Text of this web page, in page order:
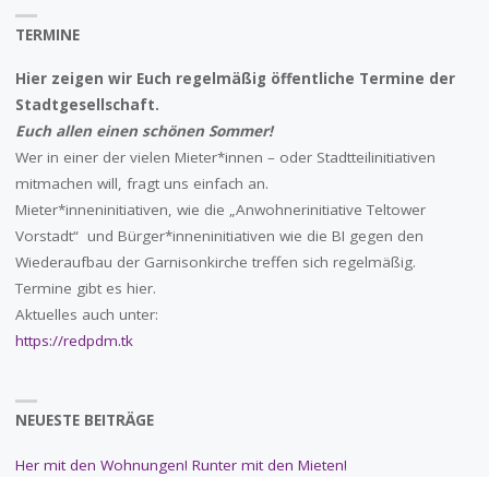
TERMINE
Hier zeigen wir Euch regelmäßig öffentliche Termine der
Stadtgesellschaft.
Euch allen einen schönen Sommer!
Wer in einer der vielen Mieter*innen – oder Stadtteilinitiativen
mitmachen will, fragt uns einfach an.
Mieter*inneninitiativen, wie die „Anwohnerinitiative Teltower
Vorstadt“ und Bürger*inneninitiativen wie die BI gegen den
Wiederaufbau der Garnisonkirche treffen sich regelmäßig.
Termine gibt es hier.
Aktuelles auch unter:
https://redpdm.tk
NEUESTE BEITRÄGE
Her mit den Wohnungen! Runter mit den Mieten!